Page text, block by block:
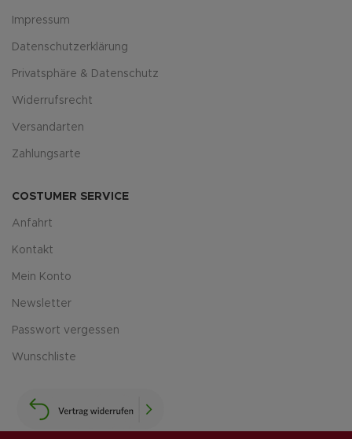
Impressum
Datenschutzerklärung
Privatsphäre & Datenschutz
Widerrufsrecht
Versandarten
Zahlungsarte
COSTUMER SERVICE
Anfahrt
Kontakt
Mein Konto
Newsletter
Passwort vergessen
Wunschliste